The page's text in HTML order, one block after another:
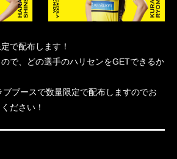
で配布します！
で、どの選手のハリセンをGETできるか
ブースで数量限定で配布しますのでお
ださい！